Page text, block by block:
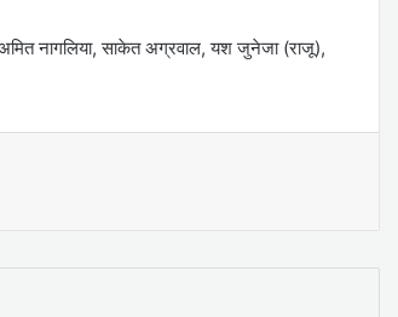
नागलिया, साकेत अग्रवाल, यश जुनेजा (राजू),